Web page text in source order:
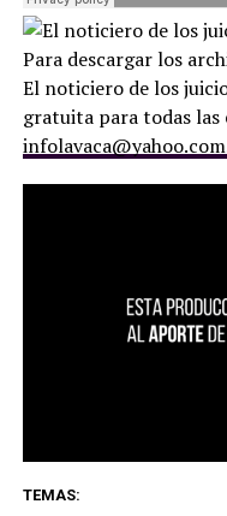
Para descargar los
El noticiero de los
gratuita para todas las
TEMAS: